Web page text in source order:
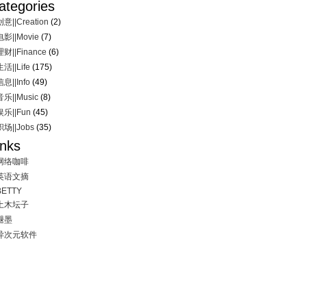
意||Creation (2)
影||Movie (7)
财||Finance (6)
活||Life (175)
息||Info (49)
乐||Music (8)
乐||Fun (45)
场||Jobs (35)
络咖啡
语文摘
木坛子
墨
次元软件